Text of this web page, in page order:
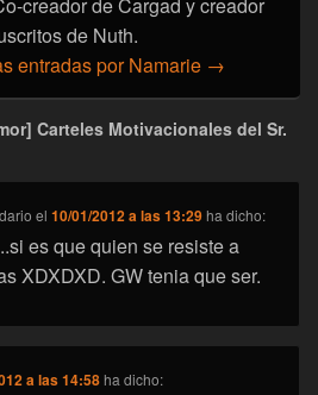
creador de Cargad y creador
de Nuth.
entradas por Namarie →
Carteles Motivacionales del Sr.
el10/01/2012 a las 13:29 ha dicho:
es que quien se resiste a
XDXDXD. GW tenia que ser.
a las 14:58 ha dicho: